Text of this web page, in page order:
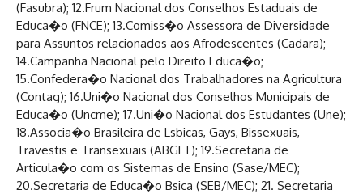
(Fasubra); 12.Frum Nacional dos Conselhos Estaduais de
Educa�o (FNCE); 13.Comiss�o Assessora de Diversidade
para Assuntos relacionados aos Afrodescentes (Cadara);
14.Campanha Nacional pelo Direito Educa�o;
15.Confedera�o Nacional dos Trabalhadores na Agricultura
(Contag); 16.Uni�o Nacional dos Conselhos Municipais de
Educa�o (Uncme); 17.Uni�o Nacional dos Estudantes (Une);
18.Associa�o Brasileira de Lsbicas, Gays, Bissexuais,
Travestis e Transexuais (ABGLT); 19.Secretaria de
Articula�o com os Sistemas de Ensino (Sase/MEC);
20.Secretaria de Educa�o Bsica (SEB/MEC); 21. Secretaria